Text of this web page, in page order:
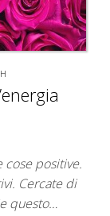
cose positive.
Cercate di
questo…